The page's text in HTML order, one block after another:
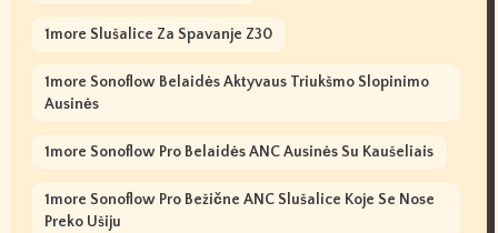
1more Slušalice Za Spavanje Z30
1more Sonoflow Belaidės Aktyvaus Triukšmo Slopinimo
Ausinės
1more Sonoflow Pro Belaidės ANC Ausinės Su Kaušeliais
1more Sonoflow Pro Bežične ANC Slušalice Koje Se Nose
Preko Ušiju